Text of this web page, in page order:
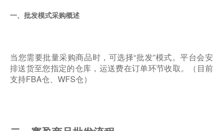
一、批发模式采购概述
当您需要批量采购商品时，可选择“批发”模式。平台会安
排送货至您指定的仓库，运送费在订单环节收取。（目前
支持FBA仓、WFS仓）